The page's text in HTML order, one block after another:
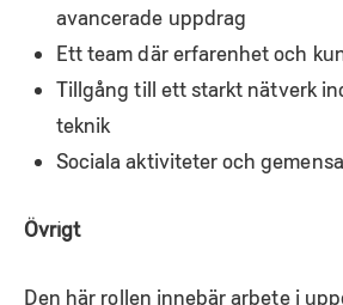
avancerade uppdrag
Ett team där erfarenhet och
Tillgång till ett starkt nätverk
teknik
Sociala aktiviteter och
Övrigt
Den här rollen innebär arbete i